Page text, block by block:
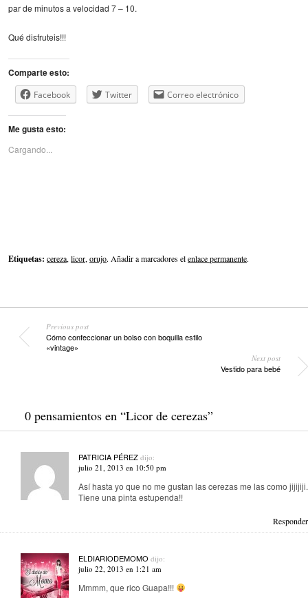
par de minutos a velocidad 7 – 10.
Qué disfruteis!!!
Comparte esto:
Facebook Twitter Correo electrónico
Me gusta esto:
Cargando...
Etiquetas: cereza,licor,orujo. Añadir a marcadores elenlace permanente.
Previous post
Cómo confeccionar un bolso con boquilla estilo
«vintage»
Next post
Vestido para bebé
0 pensamientos en “Licor de cerezas”
PATRICIA PÉREZ dijo:
julio 21, 2013 en 10:50 pm
Así hasta yo que no me gustan las cerezas me las como jijijiji.
Tiene una pinta estupenda!!
Responder
ELDIARIODEMOMO dijo:
julio 22, 2013 en 1:21 am
Mmmm, que rico Guapa!!!